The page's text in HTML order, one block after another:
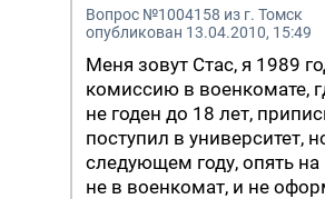
Вопрос №1004158 из г. Томск
опубликован 13.04.2010, 15:49
Меня зовут Стас, я 1989
комиссию в военкомате,
не годен до 18 лет,
поступил в университет,
следующем году, опять
не в военкомат, и не